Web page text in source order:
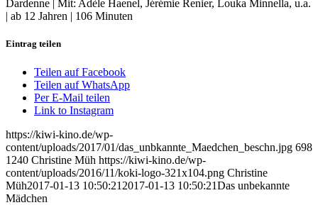
Dardenne | Mit: Adèle Haenel, Jérémie Renier, Louka Minnella, u.a.
| ab 12 Jahren | 106 Minuten
Eintrag teilen
Teilen auf Facebook
Teilen auf WhatsApp
Per E-Mail teilen
Link to Instagram
https://kiwi-kino.de/wp-
content/uploads/2017/01/das_unbkannte_Maedchen_beschn.jpg 698
1240 Christine Müh https://kiwi-kino.de/wp-
content/uploads/2016/11/koki-logo-321x104.png Christine
Müh2017-01-13 10:50:21 2017-01-13 10:50:21Das unbekannte
Mädchen